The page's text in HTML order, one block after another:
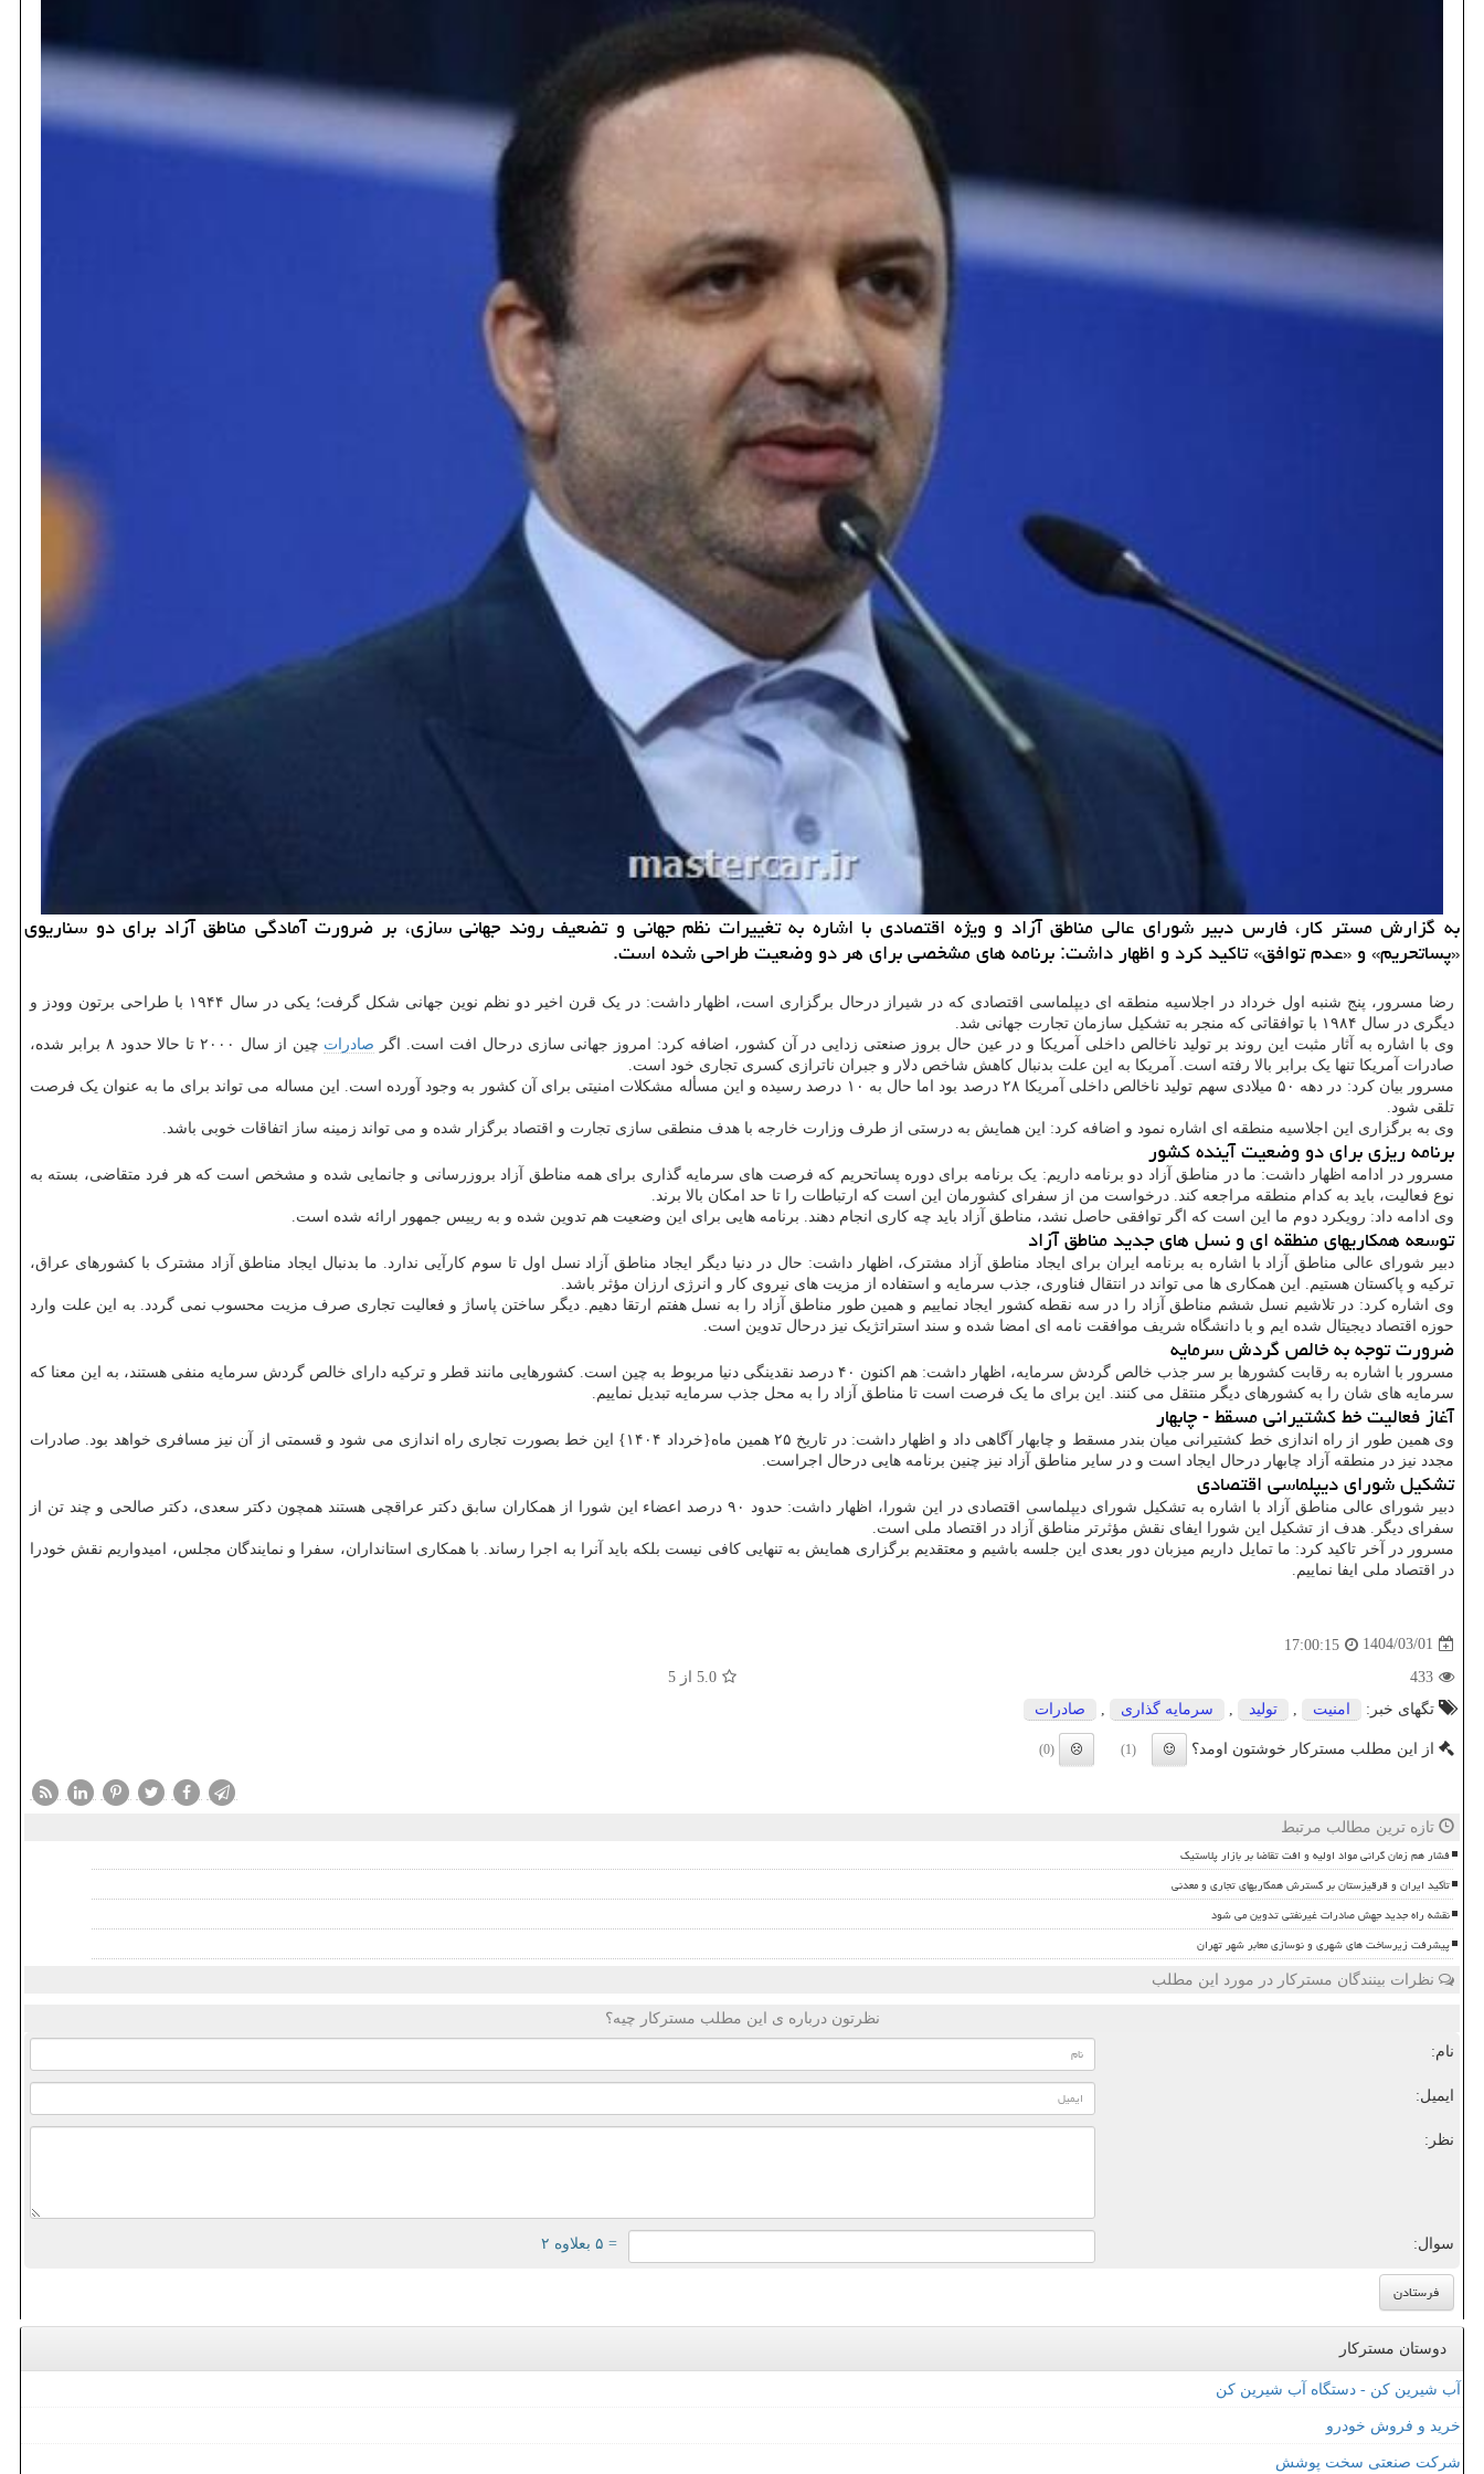
به گزارش مستر کار، فارس دبیر شورای عالی مناطق آزاد و ویژه اقتصادی با اشاره به تغییرات نظم جهانی و تضعیف روند جهانی سازی، بر ضرورت آمادگی مناطق آزاد برای دو سناریوی
«پساتحریم» و «عدم توافق» تاکید کرد و اظهار داشت: برنامه های مشخصی برای هر دو وضعیت طراحی شده است.
رضا مسرور، پنج شنبه اول خرداد در اجلاسیه منطقه ای دیپلماسی اقتصادی که در شیراز درحال برگزاری است، اظهار داشت: در یک قرن اخیر دو نظم نوین جهانی شکل گرفت؛ یکی در سال ۱۹۴۴ با طراحی برتون وودز و
دیگری در سال ۱۹۸۴ با توافقاتی که منجر به تشکیل سازمان تجارت جهانی شد.
وی با اشاره به آثار مثبت این روند بر تولید ناخالص داخلی آمریکا و در عین حال بروز صنعتی زدایی در آن کشور، اضافه کرد: امروز جهانی سازی درحال افت است. اگر صادرات
چین از سال ۲۰۰۰ تا حالا حدود ۸ برابر شده،
صادرات آمریکا تنها یک برابر بالا رفته است. آمریکا به این علت بدنبال کاهش شاخص دلار و جبران ناترازی کسری تجاری خود است.
مسرور بیان کرد: در دهه ۵۰ میلادی سهم تولید ناخالص داخلی آمریکا ۲۸ درصد بود اما حال به ۱۰ درصد رسیده و این مسأله مشکلات امنیتی برای آن کشور به وجود آورده است. این مساله می تواند برای ما به عنوان یک فرصت
تلقی شود.
وی به برگزاری این اجلاسیه منطقه ای اشاره نمود و اضافه کرد: این همایش به درستی از طرف وزارت خارجه با هدف منطقی سازی تجارت و اقتصاد برگزار شده و می تواند زمینه ساز اتفاقات خوبی باشد.
برنامه ریزی برای دو وضعیت آینده کشور
مسرور در ادامه اظهار داشت: ما در مناطق آزاد دو برنامه داریم: یک برنامه برای دوره پساتحریم که فرصت های سرمایه گذاری برای همه مناطق آزاد بروزرسانی و جانمایی شده و مشخص است که هر فرد متقاضی، بسته به
نوع فعالیت، باید به کدام منطقه مراجعه کند. درخواست من از سفرای کشورمان این است که ارتباطات را تا حد امکان بالا برند.
وی ادامه داد: رویکرد دوم ما این است که اگر توافقی حاصل نشد، مناطق آزاد باید چه کاری انجام دهند. برنامه هایی برای این وضعیت هم تدوین شده و به رییس جمهور ارائه شده است.
توسعه همکاریهای منطقه ای و نسل های جدید مناطق آزاد
دبیر شورای عالی مناطق آزاد با اشاره به برنامه ایران برای ایجاد مناطق آزاد مشترک، اظهار داشت: حال در دنیا دیگر ایجاد مناطق آزاد نسل اول تا سوم کارآیی ندارد. ما بدنبال ایجاد مناطق آزاد مشترک با کشورهای عراق،
ترکیه و پاکستان هستیم. این همکاری ها می تواند در انتقال فناوری، جذب سرمایه و استفاده از مزیت های نیروی کار و انرژی ارزان مؤثر باشد.
وی اشاره کرد: در تلاشیم نسل ششم مناطق آزاد را در سه نقطه کشور ایجاد نماییم و همین طور مناطق آزاد را به نسل هفتم ارتقا دهیم. دیگر ساختن پاساژ و فعالیت تجاری صرف مزیت محسوب نمی گردد. به این علت وارد
حوزه اقتصاد دیجیتال شده ایم و با دانشگاه شریف موافقت نامه ای امضا شده و سند استراتژیک نیز درحال تدوین است.
ضرورت توجه به خالص گردش سرمایه
مسرور با اشاره به رقابت کشورها بر سر جذب خالص گردش سرمایه، اظهار داشت: هم اکنون ۴۰ درصد نقدینگی دنیا مربوط به چین است. کشورهایی مانند قطر و ترکیه دارای خالص گردش سرمایه منفی هستند، به این معنا که
سرمایه های شان را به کشورهای دیگر منتقل می کنند. این برای ما یک فرصت است تا مناطق آزاد را به محل جذب سرمایه تبدیل نماییم.
آغاز فعالیت خط کشتیرانی مسقط - چابهار
وی همین طور از راه اندازی خط کشتیرانی میان بندر مسقط و چابهار آگاهی داد و اظهار داشت: در تاریخ ۲۵ همین ماه{خرداد ۱۴۰۴} این خط بصورت تجاری راه اندازی می شود و قسمتی از آن نیز مسافری خواهد بود. صادرات
مجدد نیز در منطقه آزاد چابهار درحال ایجاد است و در سایر مناطق آزاد نیز چنین برنامه هایی درحال اجراست.
تشکیل شورای دیپلماسی اقتصادی
دبیر شورای عالی مناطق آزاد با اشاره به تشکیل شورای دیپلماسی اقتصادی در این شورا، اظهار داشت: حدود ۹۰ درصد اعضاء این شورا از همکاران سابق دکتر عراقچی هستند همچون دکتر سعدی، دکتر صالحی و چند تن از
سفرای دیگر. هدف از تشکیل این شورا ایفای نقش مؤثرتر مناطق آزاد در اقتصاد ملی است.
مسرور در آخر تاکید کرد: ما تمایل داریم میزبان دور بعدی این جلسه باشیم و معتقدیم برگزاری همایش به تنهایی کافی نیست بلکه باید آنرا به اجرا رساند. با همکاری استانداران، سفرا و نمایندگان مجلس، امیدواریم نقش خودرا
در اقتصاد ملی ایفا نماییم.
1404/03/01
17:00:15
433
5.0 از 5
تگهای خبر:
امنیت تولید سرمایه گذاری صادرات
از این مطلب مسترکار خوشتون اومد؟ (1)
(0)
تازه ترین مطالب مرتبط
فشار هم زمان گرانی مواد اولیه و افت تقاضا بر بازار پلاستیک
تأکید ایران و قرقیزستان بر گسترش همکاریهای تجاری و معدنی
نقشه راه جدید جهش صادرات غیرنفتی تدوین می شود
پیشرفت زیرساخت های شهری و نوسازی معابر شهر تهران
نظرات بینندگان مسترکار در مورد این مطلب
نظرتون درباره ی این مطلب مسترکار چیه؟
نام:
ایمیل:
نظر:
سوال: = ۵ بعلاوه ۲
دوستان مسترکار
آب شیرین کن - دستگاه آب شیرین کن
خرید و فروش خودرو
شرکت صنعتی سخت پوشش